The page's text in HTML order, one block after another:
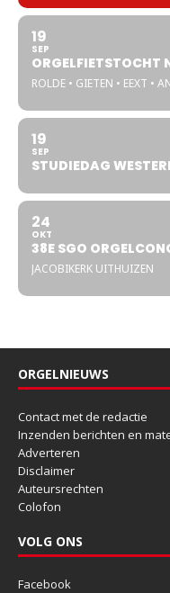
19
SEP
ORGELFIETSTOCHT
ROLDE • GIETEN • EEXT •
19
SEP
STUDIEDAG
24
OKT
38E SGO
JACOBIKERK UITHUIZEN
ORGELNIEUWS
Contact met de redactie
Inzenden berichten en
Adverteren
Disclaimer
Auteursrechten
Colofon
VOLG ONS
Facebook